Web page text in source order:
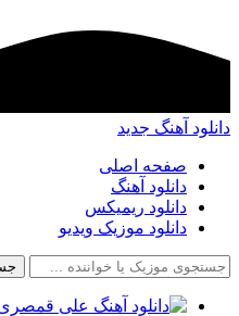
دانلود آهنگ جدید
صفحه اصلی
دانلود آهنگ
دانلود ریمیکس
دانلود موزیک ویدیو